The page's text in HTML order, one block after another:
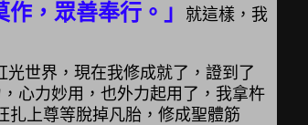
，眾善奉行。」
就這樣，我
世界，現在我修成就了，證到了
心力妙用，也外力起用了，我拿杵
扎上尊等脫掉凡胎，修成聖體筋